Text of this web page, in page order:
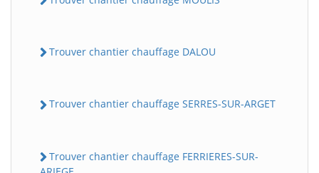
Trouver chantier chauffage DALOU
Trouver chantier chauffage SERRES-SUR-ARGET
Trouver chantier chauffage FERRIERES-SUR-